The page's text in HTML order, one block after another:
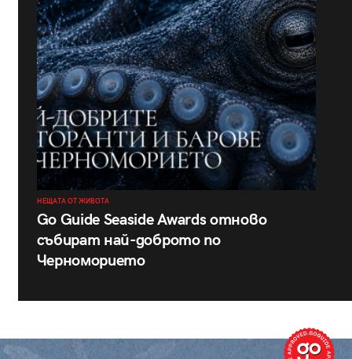
НЕЩАТА ОТ ЖИВОТА
Go Guide Seaside Awards отново
събират най-доброто по
Черноморието